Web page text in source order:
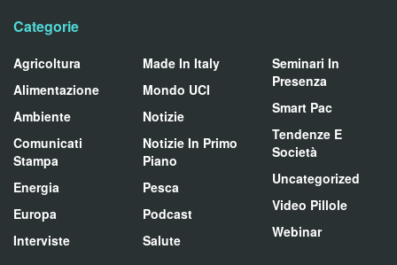
Categorie
Agricoltura
Alimentazione
Ambiente
Comunicati
Stampa
Energia
Europa
Interviste
Made In Italy
Mondo UCI
Notizie
Notizie In Primo
Piano
Pesca
Podcast
Salute
Seminari In
Presenza
Smart Pac
Tendenze E
Società
Uncategorized
Video Pillole
Webinar